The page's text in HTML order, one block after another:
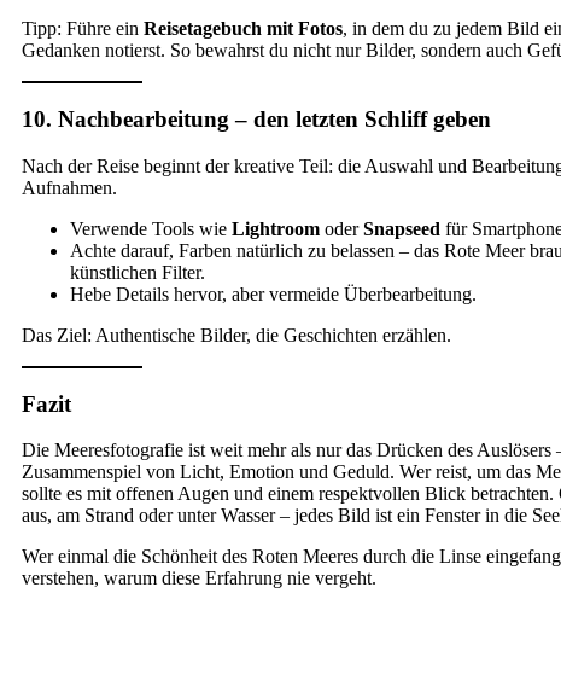
Tipp: Führe ein Reisetagebuch mit Fotos, in dem du zu jedem Bild
Gedanken notierst. So bewahrst du nicht nur Bilder, sondern auch
10. Nachbearbeitung – den letzten Schliff geben
Nach der Reise beginnt der kreative Teil: die Auswahl und
Aufnahmen.
Verwende Tools wie Lightroom oderSnapseed für
Achte darauf, Farben natürlich zu belassen – das Rote Meer
künstlichen Filter.
Hebe Details hervor, aber vermeide Überbearbeitung.
Das Ziel: Authentische Bilder, die Geschichten erzählen.
Fazit
Die Meeresfotografie ist weit mehr als nur das Drücken des Auslösers
Zusammenspiel von Licht, Emotion und Geduld. Wer reist, um das
sollte es mit offenen Augen und einem respektvollen Blick
aus, am Strand oder unter Wasser – jedes Bild ist ein Fenster in die
Wer einmal die Schönheit des Roten Meeres durch die Linse
verstehen, warum diese Erfahrung nie vergeht.